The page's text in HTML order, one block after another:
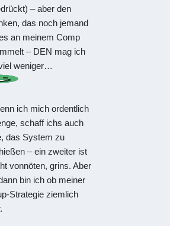
– aber den
das noch jemand
an meinem Comp
– DEN mag ich
weniger…
ich mich ordentlich
schaff ichs auch
das System zu
– ein zweiter ist
vonnöten, grins. Aber
bin ich ob meiner
Strategie ziemlich